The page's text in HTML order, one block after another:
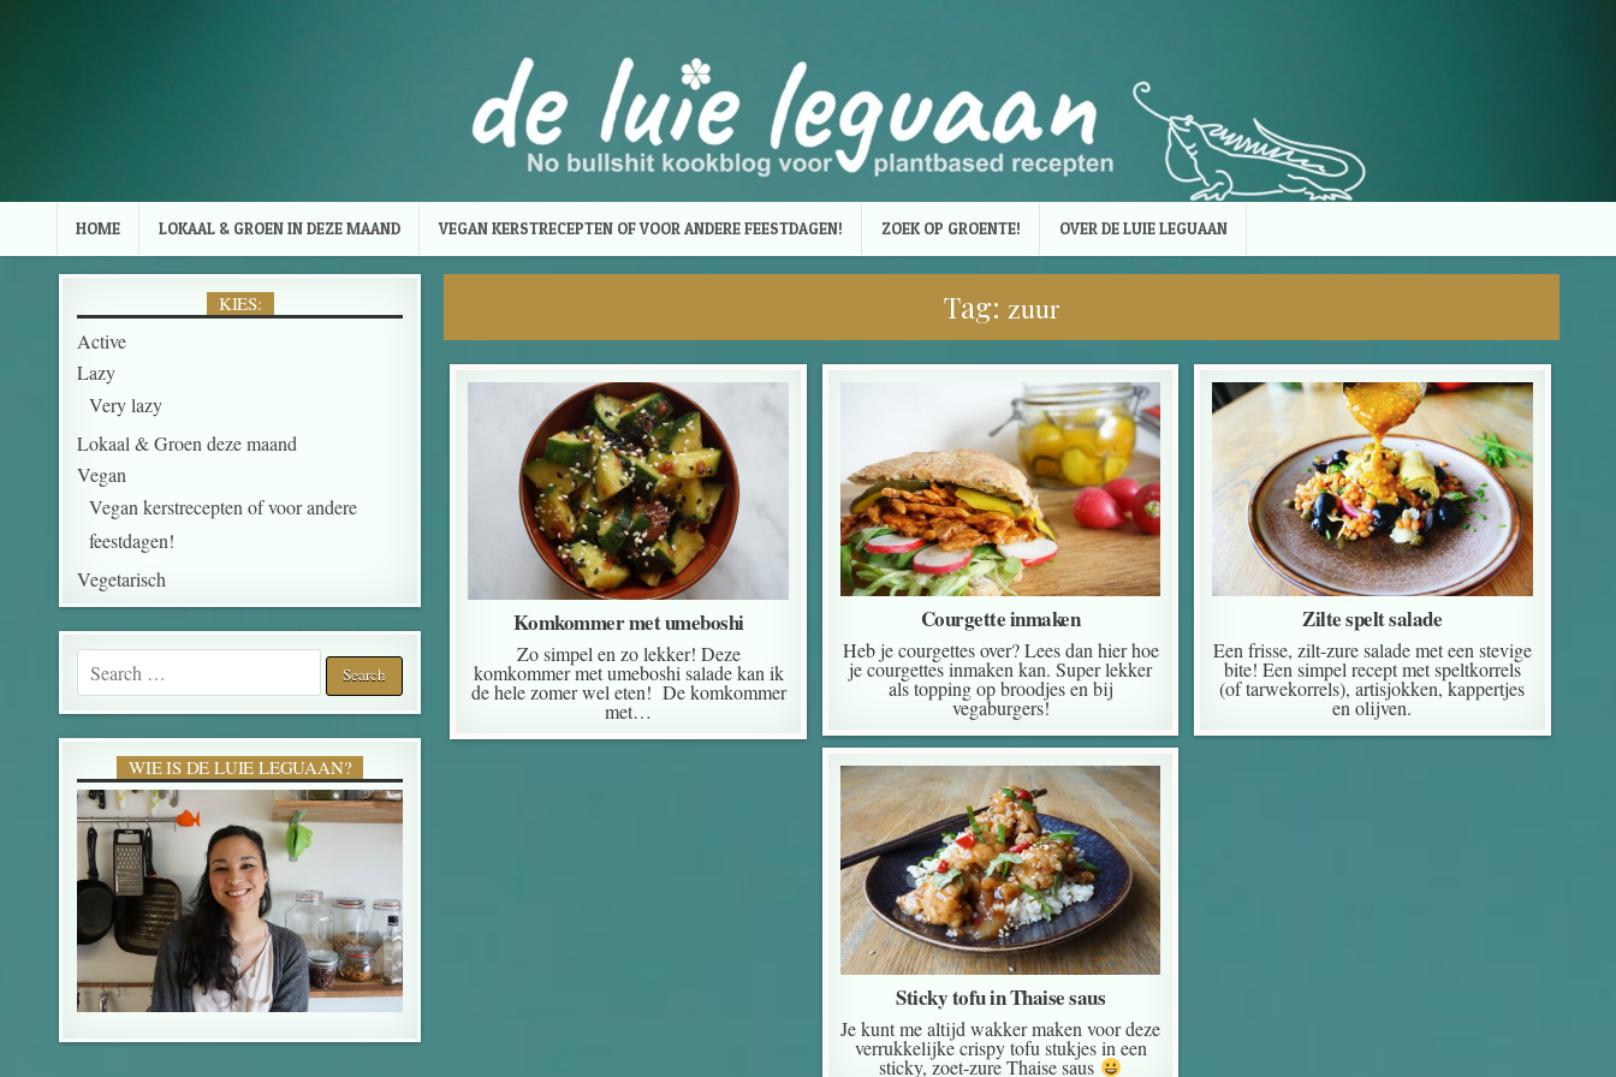
HOME LOKAAL & GROEN IN DEZE MAAND VEGAN KERSTRECEPTEN OF VOOR ANDERE FEESTDAGEN! ZOEK OP GROENTE! OVER DE LUIE LEGUAAN
Tag: zuur
Komkommer met umeboshi
Zo simpel en zo lekker! Deze
komkommer met umeboshi salade kan ik
de hele zomer wel eten! De komkommer
met…
Courgette inmaken
Heb je courgettes over? Lees dan hier hoe
je courgettes inmaken kan. Super lekker
als topping op broodjes en bij
vegaburgers!
Zilte spelt salade
Een frisse, zilt-zure salade met een stevige
bite! Een simpel recept met speltkorrels
(of tarwekorrels), artisjokken, kappertjes
en olijven.
Sticky tofu in Thaise saus
Je kunt me altijd wakker maken voor deze
verrukkelijke crispy tofu stukjes in een
sticky, zoet-zure Thaise saus
KIES:
Active
Lazy
Very lazy
Lokaal & Groen deze maand
Vegan
Vegan kerstrecepten of voor andere
feestdagen!
Vegetarisch
Search for:
WIE IS DE LUIE LEGUAAN?